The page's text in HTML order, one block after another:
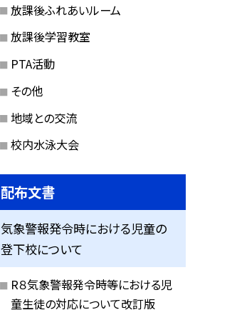
放課後ふれあいルーム
放課後学習教室
PTA活動
その他
地域との交流
校内水泳大会
配布文書
気象警報発令時における児童の
登下校について
R８気象警報発令時等における児
童生徒の対応について改訂版